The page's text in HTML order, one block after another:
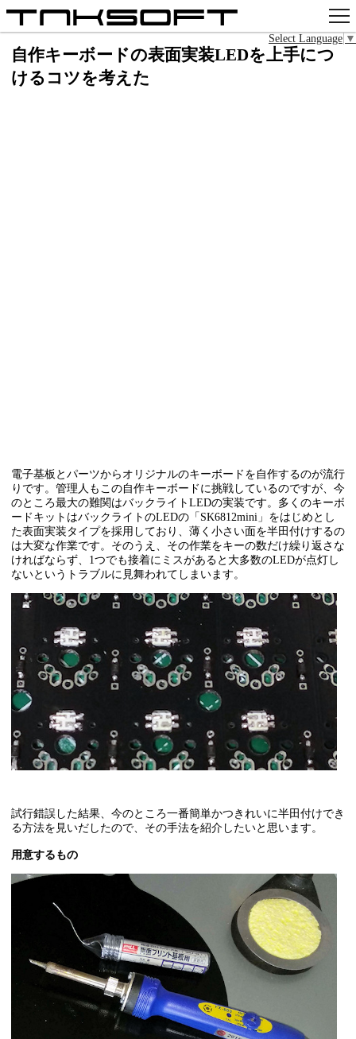
アプリ
x
Select Language ▼
自作キーボードの表面実装LEDを上手につ
けるコツを考えた
電子基板とパーツからオリジナルのキーボードを自作するのが流行
りです。管理人もこの自作キーボードに挑戦しているのですが、今
のところ最大の難関はバックライトLEDの実装です。多くのキーボ
ードキットはバックライトのLEDの「SK6812mini」をはじめとし
た表面実装タイプを採用しており、薄く小さい面を半田付けするの
は大変な作業です。そのうえ、その作業をキーの数だけ繰り返さな
ければならず、1つでも接着にミスがあると大多数のLEDが点灯し
ないというトラブルに見舞われてしまいます。
試行錯誤した結果、今のところ一番簡単かつきれいに半田付けでき
る方法を見いだしたので、その手法を紹介したいと思います。
用意するもの